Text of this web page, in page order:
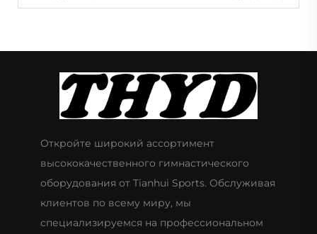
Откройте широкий ассортимент
высококачественного гимнастического
оборудования от Tianhui Sports. Обслуживая
клиентов по всему миру, мы
специализируемся на профессиональном